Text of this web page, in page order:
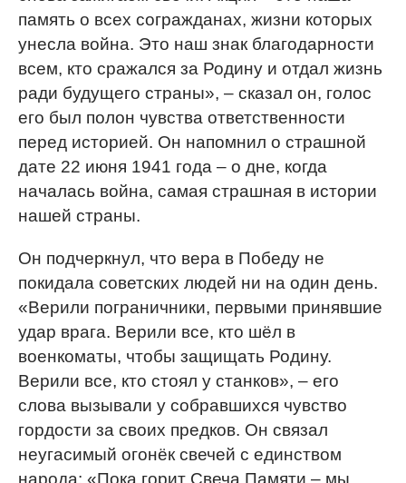
память о всех согражданах, жизни которых
унесла война. Это наш знак благодарности
всем, кто сражался за Родину и отдал жизнь
ради будущего страны», – сказал он, голос
его был полон чувства ответственности
перед историей. Он напомнил о страшной
дате 22 июня 1941 года – о дне, когда
началась война, самая страшная в истории
нашей страны.
Он подчеркнул, что вера в Победу не
покидала советских людей ни на один день.
«Верили пограничники, первыми принявшие
удар врага. Верили все, кто шёл в
военкоматы, чтобы защищать Родину.
Верили все, кто стоял у станков», – его
слова вызывали у собравшихся чувство
гордости за своих предков. Он связал
неугасимый огонёк свечей с единством
народа: «Пока горит Свеча Памяти – мы